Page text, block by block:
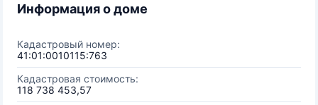
Информация о доме
Кадастровый номер:
41:01:0010115:763
Кадастровая стоимость:
118 738 453,57